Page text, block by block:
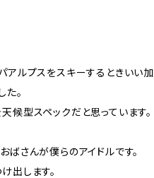
アルプスをスキーするときいい加
。
候型スペックだと思っています。
ばさんが僕らのアイドルです。
出します。